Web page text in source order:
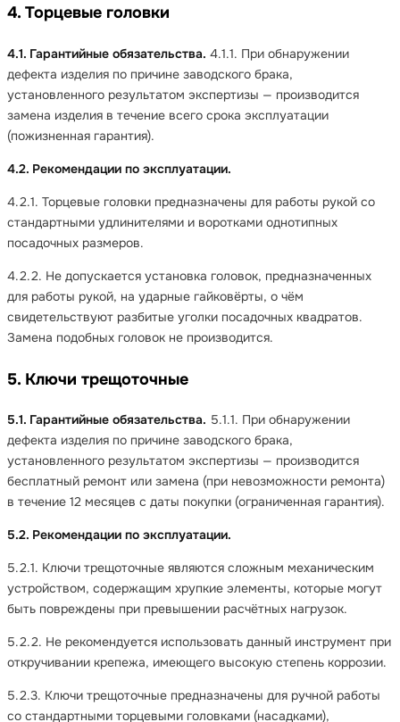
4. Торцевые головки
4.1. Гарантийные обязательства. 4.1.1. При обнаружении
дефекта изделия по причине заводского брака,
установленного результатом экспертизы — производится
замена изделия в течение всего срока эксплуатации
(пожизненная гарантия).
4.2. Рекомендации по эксплуатации.
4.2.1. Торцевые головки предназначены для работы рукой со
стандартными удлинителями и воротками однотипных
посадочных размеров.
4.2.2. Не допускается установка головок, предназначенных
для работы рукой, на ударные гайковёрты, о чём
свидетельствуют разбитые уголки посадочных квадратов.
Замена подобных головок не производится.
5. Ключи трещоточные
5.1. Гарантийные обязательства. 5.1.1. При обнаружении
дефекта изделия по причине заводского брака,
установленного результатом экспертизы — производится
бесплатный ремонт или замена (при невозможности ремонта)
в течение 12 месяцев с даты покупки (ограниченная гарантия).
5.2. Рекомендации по эксплуатации.
5.2.1. Ключи трещоточные являются сложным механическим
устройством, содержащим хрупкие элементы, которые могут
быть повреждены при превышении расчётных нагрузок.
5.2.2. Не рекомендуется использовать данный инструмент при
откручивании крепежа, имеющего высокую степень коррозии.
5.2.3. Ключи трещоточные предназначены для ручной работы
со стандартными торцевыми головками (насадками),